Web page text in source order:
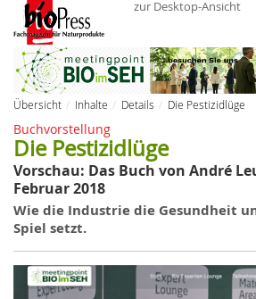
zur Desktop-Ansicht
Übersicht Inhalte Details Die Pestizidlüge
Buchvorstellung
Die Pestizidlüge
Vorschau: Das Buch von André
Februar 2018
Wie die Industrie die Gesundheit
Spiel setzt.